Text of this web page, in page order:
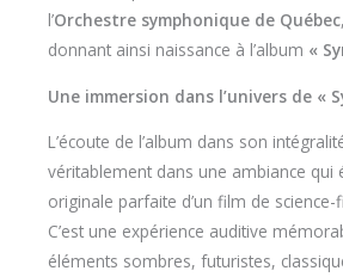
l’Orchestre symphonique de Québec
donnant ainsi naissance à l’album «
Une immersion dans l’univers de «
L’écoute de l’album dans son
véritablement dans une ambiance qui
originale parfaite d’un film de
C’est une expérience auditive
éléments sombres, futuristes,